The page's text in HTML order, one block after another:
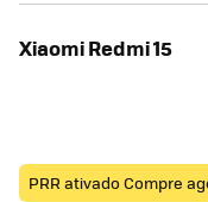
Xiaomi Redmi 15
PRR ativado Compre